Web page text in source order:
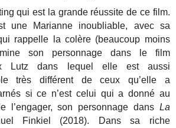
qui est la grande réussite de ce film.
une Marianne inoubliable, avec sa
rappelle la colère (beaucoup moins
son personnage dans le film
Lutz dans lequel elle est aussi
très différent de ceux qu’elle a
si ce n’est celui qui a donné au
l’engager, son personnage dans La
Finkiel (2018). Dans sa riche